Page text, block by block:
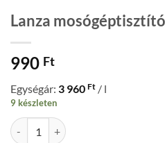
Lanza
990 Ft
Egységár: 3 960 Ft / l
9 készleten
Lanza mosógéptisztító folyadék 250